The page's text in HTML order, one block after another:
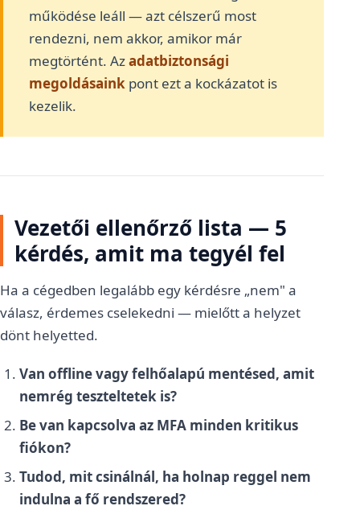
működése leáll — azt célszerű most
rendezni, nem akkor, amikor már
megtörtént. Azadatbiztonsági
megoldásaink pont ezt a kockázatot is
kezelik.
Vezetői ellenőrző lista — 5
kérdés, amit ma tegyél fel
Ha a cégedben legalább egy kérdésre „nem" a
válasz, érdemes cselekedni — mielőtt a helyzet
dönt helyetted.
Van offline vagy felhőalapú mentésed, amit
nemrég teszteltetek is?
Be van kapcsolva az MFA minden kritikus
fiókon?
Tudod, mit csinálnál, ha holnap reggel nem
indulna a fő rendszered?